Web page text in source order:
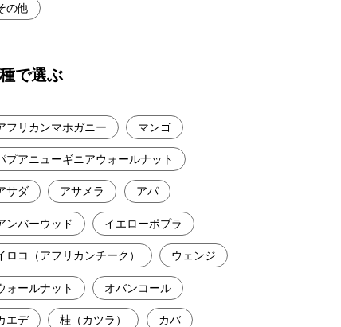
の他
で選ぶ
フリカンマホガニー マンゴ
プアニューギニアウォールナット
サダ アサメラ アパ
ンバーウッド イエローポプラ
ロコ（アフリカンチーク） ウェンジ
ォールナット オバンコール
エデ 桂（カツラ） カバ